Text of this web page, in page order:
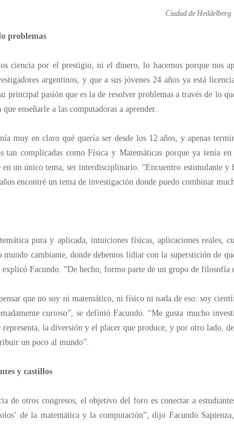
Ciudad de Heildelberg
problemas
ciencia por el prestigio, ni el dinero, lo hacemos porque nos
argentinos, y que a sus jóvenes 24 años ya está
principal pasión que es la de resolver problemas a través de lo
que enseñarle a las computadoras a aprender.
muy en claro qué quería ser desde los 12 años, y apenas
tan complicadas como Física y Matemáticas porque ya tenía
en un único tema, ser interdisciplinario. “Encuentro estimulante y
encontré un tema de investigación donde puedo combinar
pura y aplicada, intuiciones físicas, aplicaciones reales,
mundo cambiante, donde debemos lidiar con la superstición de
Facundo. “De hecho, formo parte de un grupo de filosofía
que no soy ni matemático, ni físico ni nada de eso: soy
curioso”, se definió Facundo. “Me gusta mucho
representa, la diversión y el placer que produce, y por otro lado,
un poco al mundo”.
y castillos
de otros congresos, el objetivo del foro es conectar a
‘ de la matemática y la computación”, dijo Facundo